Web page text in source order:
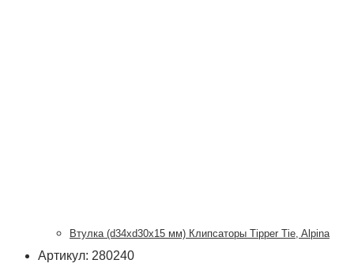
Втулка (d34xd30x15 мм) Клипсаторы Tipper Tie, Alpina
Артикул: 280240